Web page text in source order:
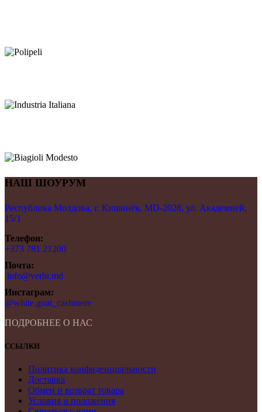
НАШ ШОУРУМ
Республика Молдова, г. Кишинёв, MD-2028, ул. Академией,
15/1
Телефон:
+373 781 21200
Почта:
info@verbi.md
Инстаграм:
@white.goat_cashmere
ПОДРОБНЕЕ О НАС
ССЫЛКИ
Политика конфиденциальности
Доставка
Обмен и возврат товара
Условия и положения